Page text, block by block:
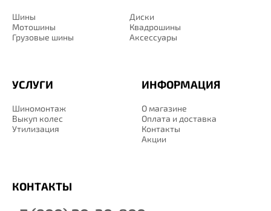
Шины
Диски
Мотошины
Квадрошины
Грузовые шины
Аксессуары
ИНФОРМАЦИЯ
О магазине
Оплата и доставка
Контакты
Акции
УСЛУГИ
Шиномонтаж
Выкуп колес
Утилизация
КОНТАКТЫ